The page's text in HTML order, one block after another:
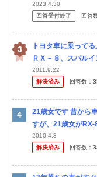
型？アルトワークス
などもス...
2023.4.30
回答受付終了
回答
トヨタ車に乗って
ＲＸ－８、スバル
ょぼい。
2011.9.22
解決済み
回答数：
21歳女です 昔から
すが、21歳女がRX-
でRX-8乗ってるの
2010.4.3
解決済み
回答数：